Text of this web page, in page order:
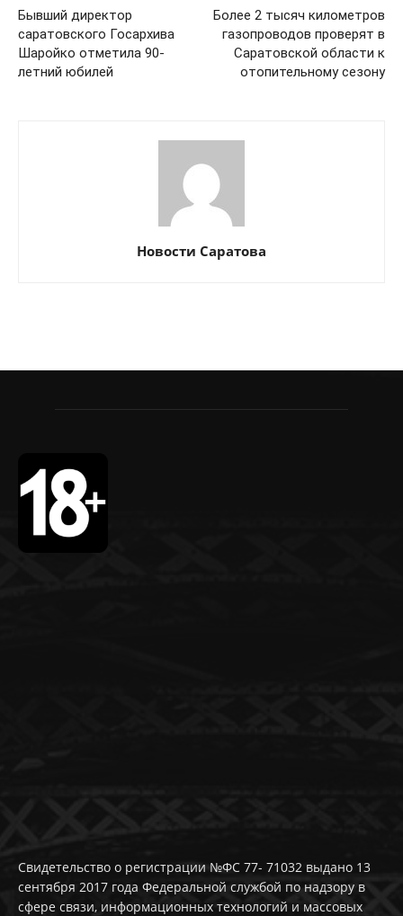
Бывший директор
саратовского Госархива
Шаройко отметила 90-
летний юбилей
Более 2 тысяч километров
газопроводов проверят в
Саратовской области к
отопительному сезону
Новости Саратова
Свидетельство о регистрации №ФС 77- 71032 выдано 13
сентября 2017 года Федеральной службой по надзору в
сфере связи, информационных технологий и массовых